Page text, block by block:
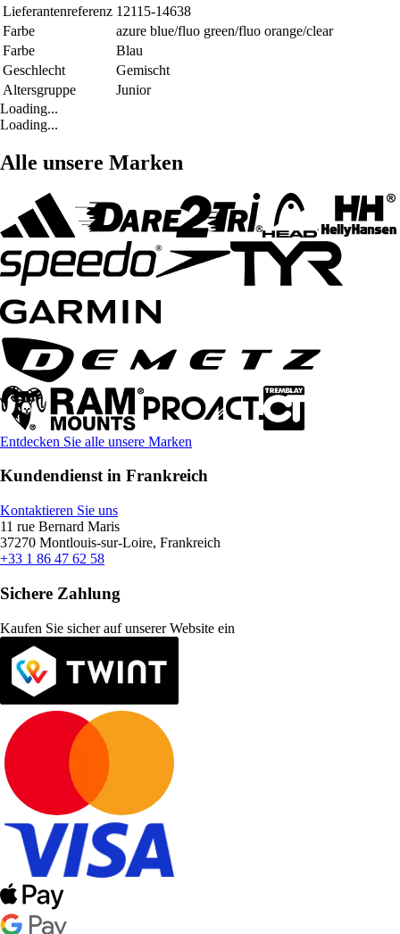
Lieferantenreferenz 12115-14638
Farbe
azure blue/fluo green/fluo orange/clear
Farbe
Blau
Geschlecht
Gemischt
Altersgruppe
Junior
Loading...
Loading...
Alle unsere Marken
Entdecken Sie alle unsere Marken
Kundendienst in Frankreich
Kontaktieren Sie uns
11 rue Bernard Maris
37270 Montlouis-sur-Loire, Frankreich
+33 1 86 47 62 58
Sichere Zahlung
Kaufen Sie sicher auf unserer Website ein